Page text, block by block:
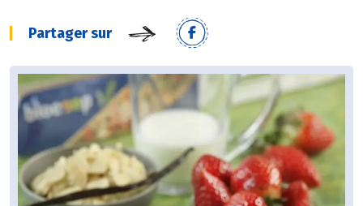
Partager sur